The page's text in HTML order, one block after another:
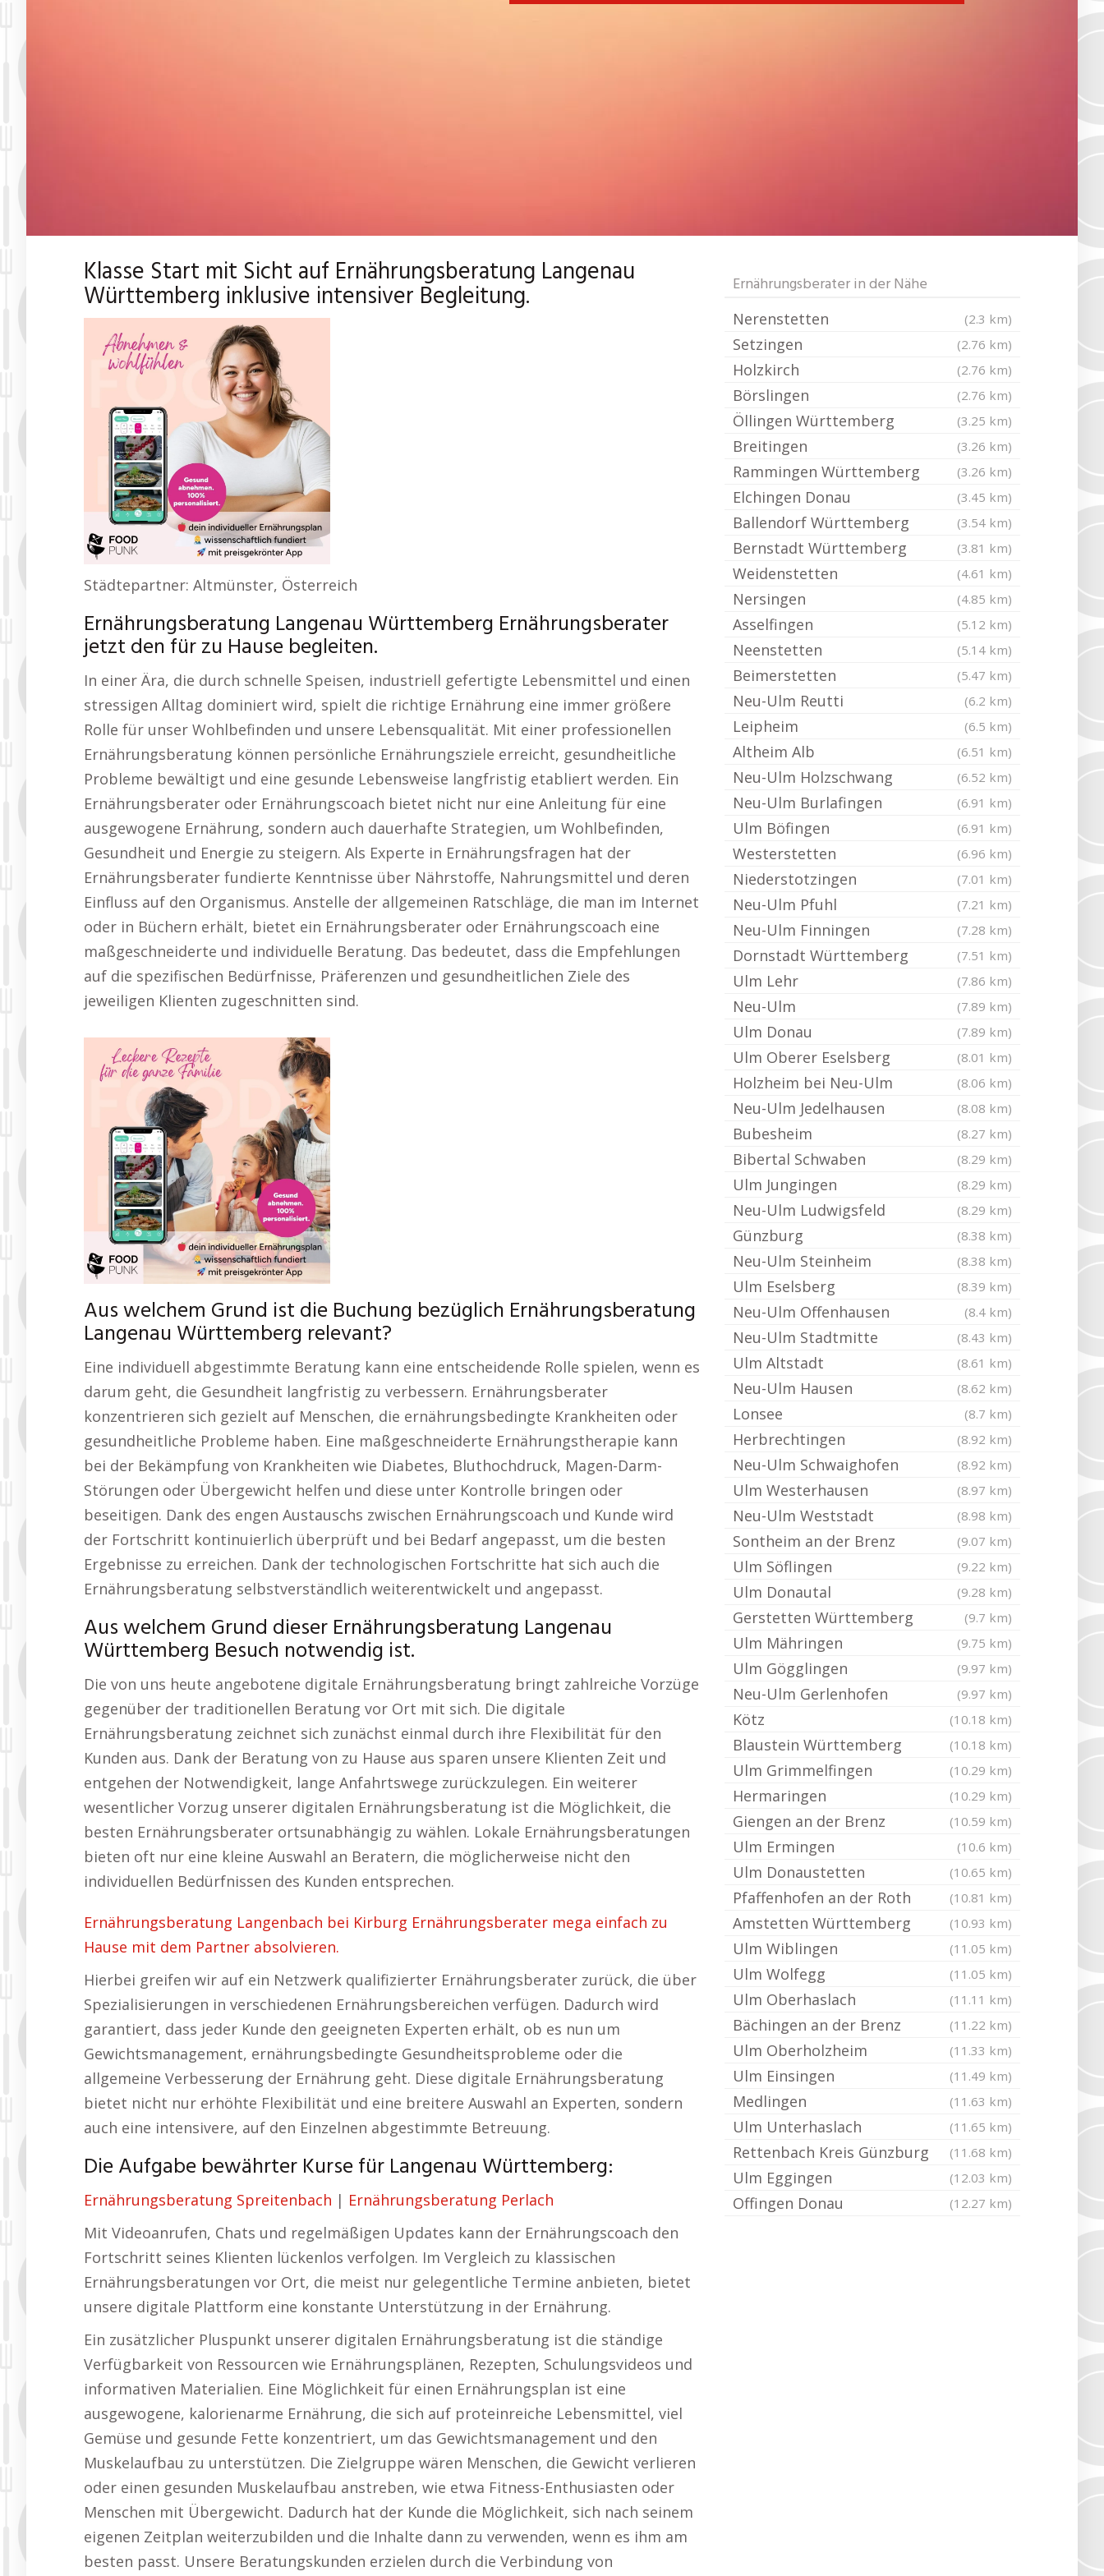
Klasse Start mit Sicht auf Ernährungsberatung Langenau
Württemberg inklusive intensiver Begleitung.
Städtepartner: Altmünster, Österreich
Ernährungsberatung Langenau Württemberg Ernährungsberater
jetzt den für zu Hause begleiten.
In einer Ära, die durch schnelle Speisen, industriell gefertigte Lebensmittel und einen
stressigen Alltag dominiert wird, spielt die richtige Ernährung eine immer größere
Rolle für unser Wohlbefinden und unsere Lebensqualität. Mit einer professionellen
Ernährungsberatung können persönliche Ernährungsziele erreicht, gesundheitliche
Probleme bewältigt und eine gesunde Lebensweise langfristig etabliert werden. Ein
Ernährungsberater oder Ernährungscoach bietet nicht nur eine Anleitung für eine
ausgewogene Ernährung, sondern auch dauerhafte Strategien, um Wohlbefinden,
Gesundheit und Energie zu steigern. Als Experte in Ernährungsfragen hat der
Ernährungsberater fundierte Kenntnisse über Nährstoffe, Nahrungsmittel und deren
Einfluss auf den Organismus. Anstelle der allgemeinen Ratschläge, die man im Internet
oder in Büchern erhält, bietet ein Ernährungsberater oder Ernährungscoach eine
maßgeschneiderte und individuelle Beratung. Das bedeutet, dass die Empfehlungen
auf die spezifischen Bedürfnisse, Präferenzen und gesundheitlichen Ziele des
jeweiligen Klienten zugeschnitten sind.
Aus welchem Grund ist die Buchung bezüglich Ernährungsberatung
Langenau Württemberg relevant?
Eine individuell abgestimmte Beratung kann eine entscheidende Rolle spielen, wenn es
darum geht, die Gesundheit langfristig zu verbessern. Ernährungsberater
konzentrieren sich gezielt auf Menschen, die ernährungsbedingte Krankheiten oder
gesundheitliche Probleme haben. Eine maßgeschneiderte Ernährungstherapie kann
bei der Bekämpfung von Krankheiten wie Diabetes, Bluthochdruck, Magen-Darm-
Störungen oder Übergewicht helfen und diese unter Kontrolle bringen oder
beseitigen. Dank des engen Austauschs zwischen Ernährungscoach und Kunde wird
der Fortschritt kontinuierlich überprüft und bei Bedarf angepasst, um die besten
Ergebnisse zu erreichen. Dank der technologischen Fortschritte hat sich auch die
Ernährungsberatung selbstverständlich weiterentwickelt und angepasst.
Aus welchem Grund dieser Ernährungsberatung Langenau
Württemberg Besuch notwendig ist.
Die von uns heute angebotene digitale Ernährungsberatung bringt zahlreiche Vorzüge
gegenüber der traditionellen Beratung vor Ort mit sich. Die digitale
Ernährungsberatung zeichnet sich zunächst einmal durch ihre Flexibilität für den
Kunden aus. Dank der Beratung von zu Hause aus sparen unsere Klienten Zeit und
entgehen der Notwendigkeit, lange Anfahrtswege zurückzulegen. Ein weiterer
wesentlicher Vorzug unserer digitalen Ernährungsberatung ist die Möglichkeit, die
besten Ernährungsberater ortsunabhängig zu wählen. Lokale Ernährungsberatungen
bieten oft nur eine kleine Auswahl an Beratern, die möglicherweise nicht den
individuellen Bedürfnissen des Kunden entsprechen.
Ernährungsberatung Langenbach bei Kirburg Ernährungsberater mega einfach zu
Hause mit dem Partner absolvieren.
Hierbei greifen wir auf ein Netzwerk qualifizierter Ernährungsberater zurück, die über
Spezialisierungen in verschiedenen Ernährungsbereichen verfügen. Dadurch wird
garantiert, dass jeder Kunde den geeigneten Experten erhält, ob es nun um
Gewichtsmanagement, ernährungsbedingte Gesundheitsprobleme oder die
allgemeine Verbesserung der Ernährung geht. Diese digitale Ernährungsberatung
bietet nicht nur erhöhte Flexibilität und eine breitere Auswahl an Experten, sondern
auch eine intensivere, auf den Einzelnen abgestimmte Betreuung.
Die Aufgabe bewährter Kurse für Langenau Württemberg:
Ernährungsberatung Spreitenbach | Ernährungsberatung Perlach
Mit Videoanrufen, Chats und regelmäßigen Updates kann der Ernährungscoach den
Fortschritt seines Klienten lückenlos verfolgen. Im Vergleich zu klassischen
Ernährungsberatungen vor Ort, die meist nur gelegentliche Termine anbieten, bietet
unsere digitale Plattform eine konstante Unterstützung in der Ernährung.
Ein zusätzlicher Pluspunkt unserer digitalen Ernährungsberatung ist die ständige
Verfügbarkeit von Ressourcen wie Ernährungsplänen, Rezepten, Schulungsvideos und
informativen Materialien. Eine Möglichkeit für einen Ernährungsplan ist eine
ausgewogene, kalorienarme Ernährung, die sich auf proteinreiche Lebensmittel, viel
Gemüse und gesunde Fette konzentriert, um das Gewichtsmanagement und den
Muskelaufbau zu unterstützen. Die Zielgruppe wären Menschen, die Gewicht verlieren
oder einen gesunden Muskelaufbau anstreben, wie etwa Fitness-Enthusiasten oder
Menschen mit Übergewicht. Dadurch hat der Kunde die Möglichkeit, sich nach seinem
eigenen Zeitplan weiterzubilden und die Inhalte dann zu verwenden, wenn es ihm am
besten passt. Unsere Beratungskunden erzielen durch die Verbindung von
Ernährungsberater in der Nähe
Nerenstetten (2.3 km)
Setzingen (2.76 km)
Holzkirch (2.76 km)
Börslingen (2.76 km)
Öllingen Württemberg (3.25 km)
Breitingen (3.26 km)
Rammingen Württemberg (3.26 km)
Elchingen Donau (3.45 km)
Ballendorf Württemberg (3.54 km)
Bernstadt Württemberg (3.81 km)
Weidenstetten (4.61 km)
Nersingen (4.85 km)
Asselfingen (5.12 km)
Neenstetten (5.14 km)
Beimerstetten (5.47 km)
Neu-Ulm Reutti (6.2 km)
Leipheim (6.5 km)
Altheim Alb (6.51 km)
Neu-Ulm Holzschwang (6.52 km)
Neu-Ulm Burlafingen (6.91 km)
Ulm Böfingen (6.91 km)
Westerstetten (6.96 km)
Niederstotzingen (7.01 km)
Neu-Ulm Pfuhl (7.21 km)
Neu-Ulm Finningen (7.28 km)
Dornstadt Württemberg (7.51 km)
Ulm Lehr (7.86 km)
Neu-Ulm (7.89 km)
Ulm Donau (7.89 km)
Ulm Oberer Eselsberg (8.01 km)
Holzheim bei Neu-Ulm (8.06 km)
Neu-Ulm Jedelhausen (8.08 km)
Bubesheim (8.27 km)
Bibertal Schwaben (8.29 km)
Ulm Jungingen (8.29 km)
Neu-Ulm Ludwigsfeld (8.29 km)
Günzburg (8.38 km)
Neu-Ulm Steinheim (8.38 km)
Ulm Eselsberg (8.39 km)
Neu-Ulm Offenhausen (8.4 km)
Neu-Ulm Stadtmitte (8.43 km)
Ulm Altstadt (8.61 km)
Neu-Ulm Hausen (8.62 km)
Lonsee (8.7 km)
Herbrechtingen (8.92 km)
Neu-Ulm Schwaighofen (8.92 km)
Ulm Westerhausen (8.97 km)
Neu-Ulm Weststadt (8.98 km)
Sontheim an der Brenz (9.07 km)
Ulm Söflingen (9.22 km)
Ulm Donautal (9.28 km)
Gerstetten Württemberg (9.7 km)
Ulm Mähringen (9.75 km)
Ulm Gögglingen (9.97 km)
Neu-Ulm Gerlenhofen (9.97 km)
Kötz (10.18 km)
Blaustein Württemberg (10.18 km)
Ulm Grimmelfingen (10.29 km)
Hermaringen (10.29 km)
Giengen an der Brenz (10.59 km)
Ulm Ermingen (10.6 km)
Ulm Donaustetten (10.65 km)
Pfaffenhofen an der Roth (10.81 km)
Amstetten Württemberg (10.93 km)
Ulm Wiblingen (11.05 km)
Ulm Wolfegg (11.05 km)
Ulm Oberhaslach (11.11 km)
Bächingen an der Brenz (11.22 km)
Ulm Oberholzheim (11.33 km)
Ulm Einsingen (11.49 km)
Medlingen (11.63 km)
Ulm Unterhaslach (11.65 km)
Rettenbach Kreis Günzburg (11.68 km)
Ulm Eggingen (12.03 km)
Offingen Donau (12.27 km)